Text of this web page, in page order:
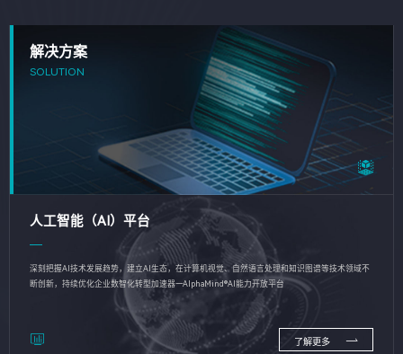
解决方案
SOLUTION
人工智能（AI）平台
深刻把握AI技术发展趋势，建立AI生态，在计算机视觉、自然语言处理和知识图谱等技术领域不
断创新，持续优化企业数智化转型加速器—AlphaMind®AI能力开放平台
了解更多